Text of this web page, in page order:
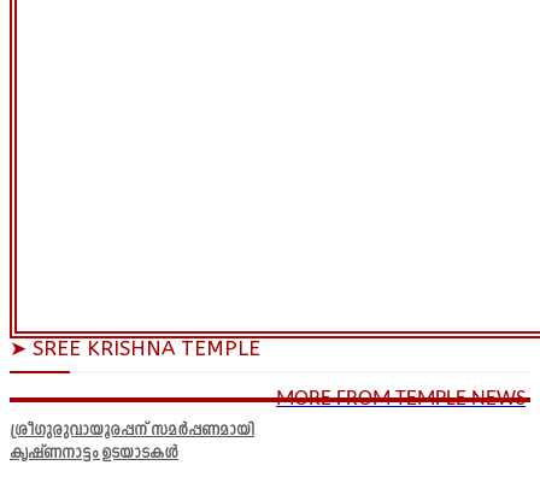
➤ SREE KRISHNA TEMPLE
ശ്രീഗുരുവായൂരപ്പന് സമർപ്പണമായി
കൃഷ്ണനാട്ടം ഉടയാടകൾ
MORE FROM TEMPLE NEWS